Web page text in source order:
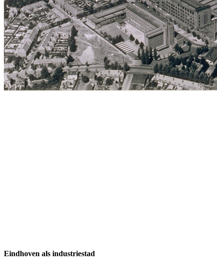
Eindhoven als industriestad